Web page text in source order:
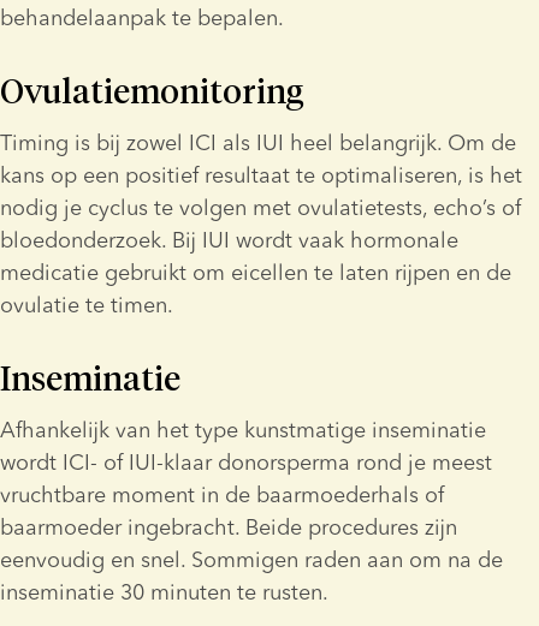
behandelaanpak te bepalen.
Ovulatiemonitoring
Timing is bij zowel ICI als IUI heel belangrijk. Om de
kans op een positief resultaat te optimaliseren, is het
nodig je cyclus te volgen met ovulatietests, echo’s of
bloedonderzoek. Bij IUI wordt vaak hormonale
medicatie gebruikt om eicellen te laten rijpen en de
ovulatie te timen.
Inseminatie
Afhankelijk van het type kunstmatige inseminatie
wordt ICI- of IUI-klaar donorsperma rond je meest
vruchtbare moment in de baarmoederhals of
baarmoeder ingebracht. Beide procedures zijn
eenvoudig en snel. Sommigen raden aan om na de
inseminatie 30 minuten te rusten.